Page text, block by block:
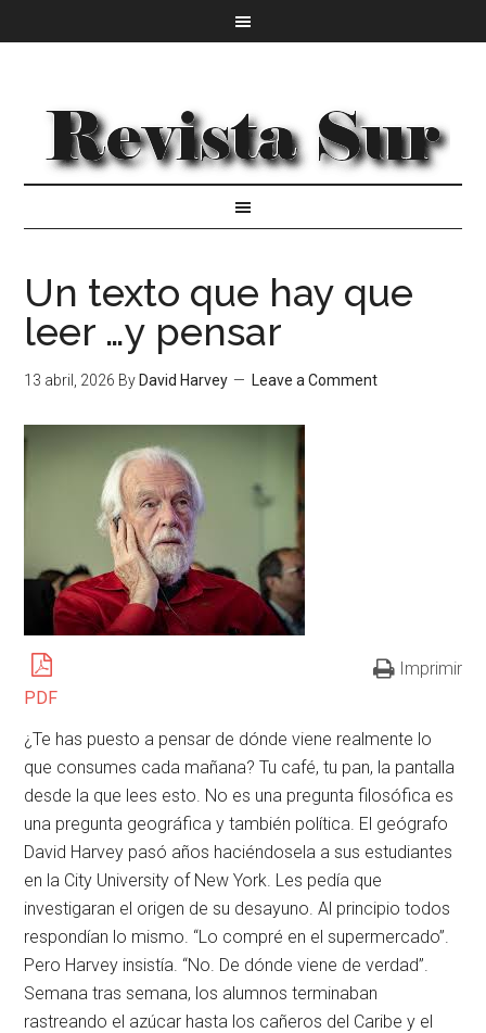
Un texto que hay que
leer …y pensar
13 abril, 2026 By David Harvey Leave a Comment
PDF
Imprimir
¿Te has puesto a pensar de dónde viene realmente lo
que consumes cada mañana? Tu café, tu pan, la pantalla
desde la que lees esto. No es una pregunta filosófica es
una pregunta geográfica y también política. El geógrafo
David Harvey pasó años haciéndosela a sus estudiantes
en la City University of New York. Les pedía que
investigaran el origen de su desayuno. Al principio todos
respondían lo mismo. “Lo compré en el supermercado”.
Pero Harvey insistía. “No. De dónde viene de verdad”.
Semana tras semana, los alumnos terminaban
rastreando el azúcar hasta los cañeros del Caribe y el